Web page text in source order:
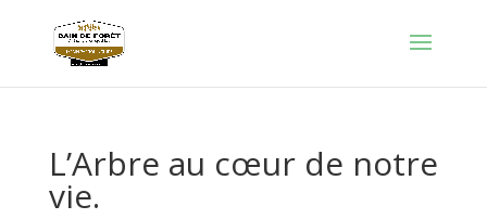
L’Arbre au cœur de notre
vie.